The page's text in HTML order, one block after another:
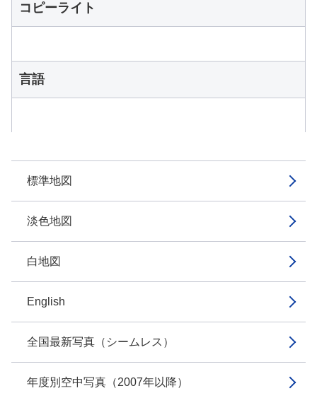
標準地図
淡色地図
白地図
English
全国最新写真（シームレス）
年度別空中写真（2007年以降）
コピーライト
言語